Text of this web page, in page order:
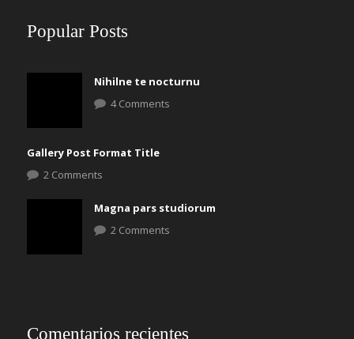
Popular Posts
Nihilne te nocturnu
4 Comments
Gallery Post Format Title
2 Comments
Magna pars studiorum
2 Comments
Comentarios recientes